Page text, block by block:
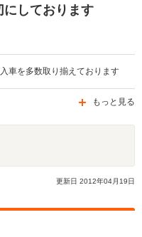
しております
車を多数取り揃えております
もっと見る
更新日 2012年04月 19日